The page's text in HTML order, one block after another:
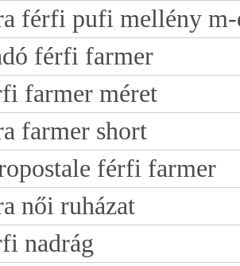
férfi pufi mellény m-
férfi farmer
farmer méret
farmer short
férfi farmer
női ruházat
nadrág